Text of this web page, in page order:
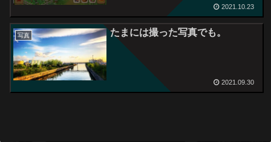
2021.10.23
写真 たまには撮った写真でも。
2021.09.30